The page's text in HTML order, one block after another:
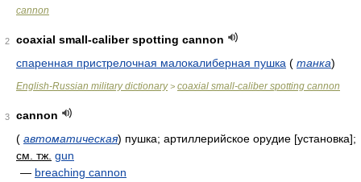
cannon
2
coaxial small-caliber spotting cannon
спаренная пристрелочная малокалиберная пушка ( танка)
English-Russian military dictionary> coaxial small-caliber spotting cannon
3
cannon
( автоматическая) пушка; артиллерийское орудие [установка];
см. тж. gun
— breaching cannon